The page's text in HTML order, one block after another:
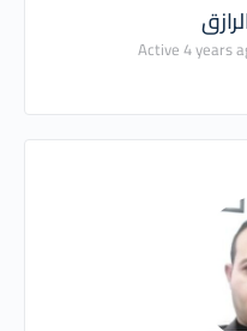
Active 4 years